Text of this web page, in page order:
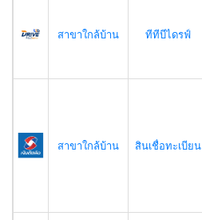
สาขาใกล้บ้าน ทีทีบีไดรฟ์
สาขาใกล้บ้าน สินเชื่อทะเบียน